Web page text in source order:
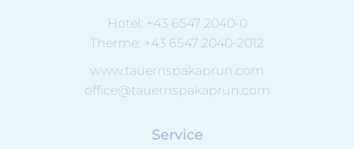
Hotel: +43 6547 2040-0
Therme: +43 6547 2040-2012
www.tauernspakaprun.com
office@tauernspakaprun.com
Service